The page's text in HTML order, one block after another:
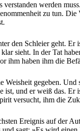
verstanden werden
zu tun.
den Schleier geht.
sieht. In der Tat
ihm haben ihm die
Weisheit gegeben.
ist, und er weiß das.
versucht, ihm die
Ereignis auf der